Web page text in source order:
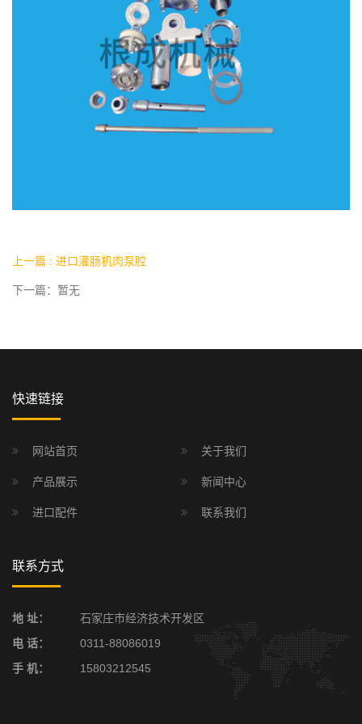
上一篇 : 进口灌肠机肉泵腔
下一篇：暂无
快速链接
网站首页 关于我们
产品展示 新闻中心
进口配件 联系我们
联系方式
地 址：
石家庄市经济技术开发区
电 话：
0311-88086019
手 机：
15803212545